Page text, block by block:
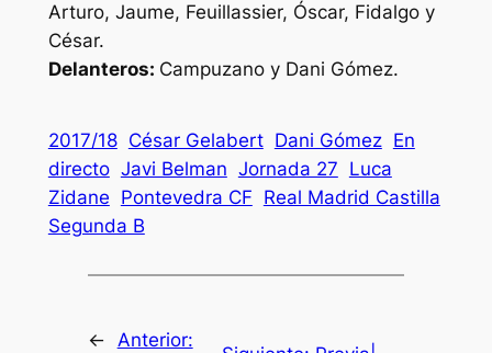
Arturo, Jaume, Feuillassier, Óscar, Fidalgo y
César.
Delanteros: Campuzano y Dani Gómez.
2017/18 César Gelabert Dani Gómez En
directo Javi Belman Jornada 27 Luca
Zidane Pontevedra CF Real Madrid Castilla
Segunda B
← Anterior: